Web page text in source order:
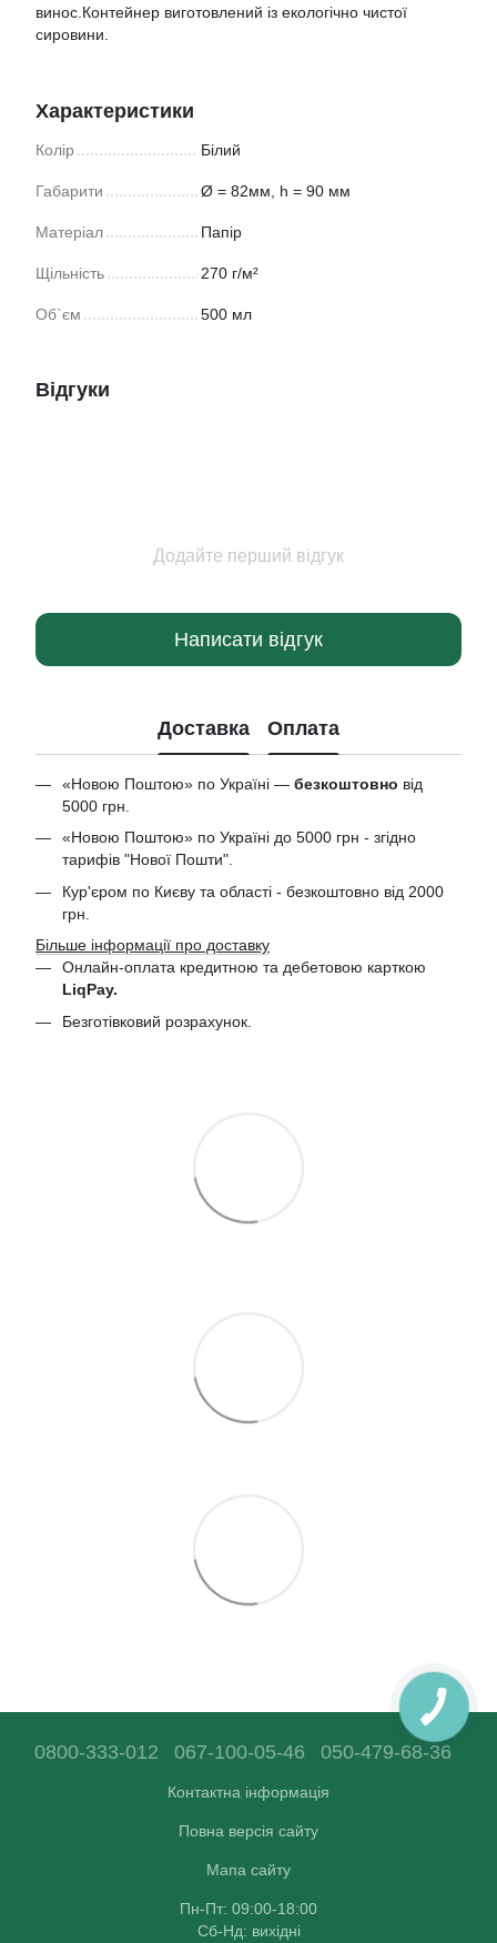
винос.Контейнер виготовлений із екологічно чистої
сировини.
Характеристики
Колір Білий
Габарити Ø = 82мм, h = 90 мм
Матеріал Папір
Щільність 270 г/м²
Об`єм 500 мл
Відгуки
Додайте перший відгук
Написати відгук
Доставка Оплата
«Новою Поштою» по Україні — безкоштовно від
5000 грн.
«Новою Поштою» по Україні до 5000 грн - згідно
тарифів "Нової Пошти".
Кур'єром по Києву та області - безкоштовно від 2000
грн.
Більше інформації про доставку
Онлайн-оплата кредитною та дебетовою карткою
LiqPay.
Безготівковий розрахунок.
0800-333-012 067-100-05-46 050-479-68-36
Контактна інформація
Повна версія сайту
Мапа сайту
Пн-Пт: 09:00-18:00
Сб-Нд: вихідні